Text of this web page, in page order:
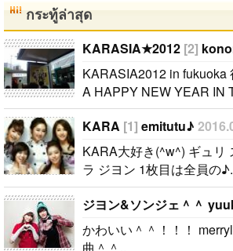
スンヨン ニ
コル ハラ ジ
ヨン 1枚目は
全員の♪..
行きました!
KARASIA HA
PPY NEW Y
EAR IN TOK
YO DOME 0
1/06 も行き
ます! 東京ド
ームでのコン
サートはKAR
Aの夢..
กระทู้ล่าสุด
KARASIA★2012 [2]
KARASIA2012 in fukuoka
A HAPPY NEW YEAR IN
も行きます! 東京ドーム
Aの夢..
KARA [1] emitutu♪
KARA大好き(^w^) ギュリ
ラ ジヨン 1枚目は全員の
ジヨン&ソンジェ＾＾
かわいい＾＾！！！
曲＾＾..